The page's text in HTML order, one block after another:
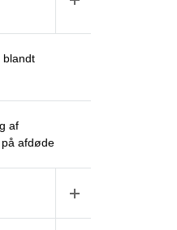
blandt
af
afdøde